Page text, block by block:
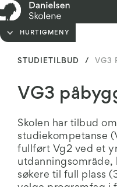
HURTIGMENY
STUDIETILBUD / VG3
VG3
Skolen har tilbud
studiekompetanse
fullført Vg2 ved et
utdanningsområde,
søkere til full plass